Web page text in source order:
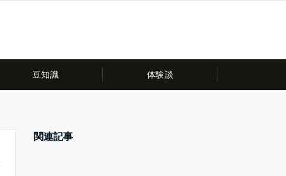
豆知識 体験談
関連記事